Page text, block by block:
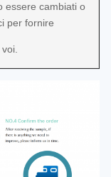
essere cambiati o
per fornire